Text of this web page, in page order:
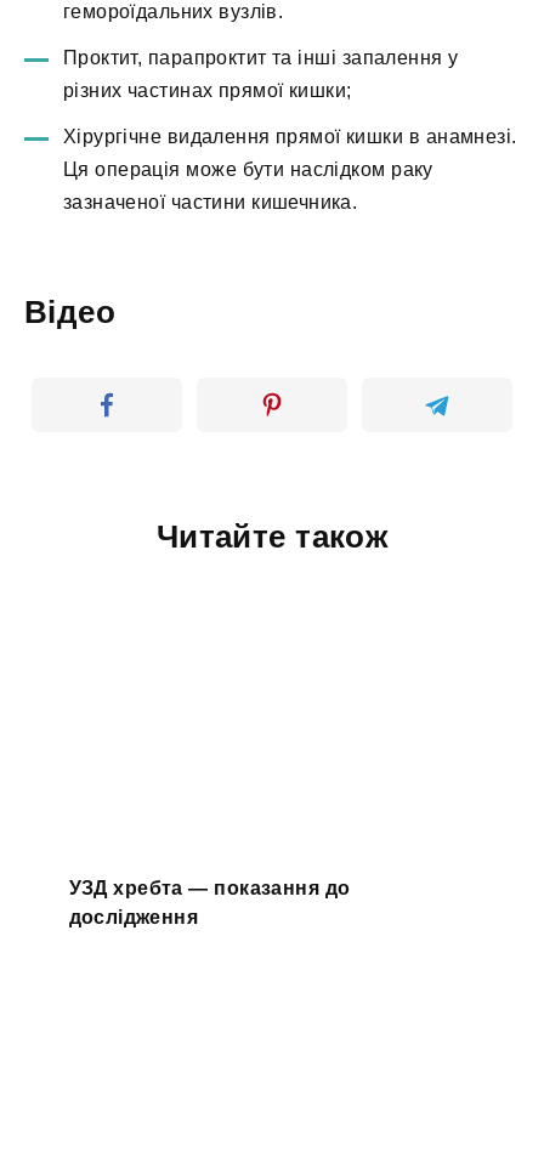
гемороїдальних вузлів.
Проктит, парапроктит та інші запалення у
різних частинах прямої кишки;
Хірургічне видалення прямої кишки в анамнезі.
Ця операція може бути наслідком раку
зазначеної частини кишечника.
Відео
Читайте також
УЗД хребта — показання до
дослідження